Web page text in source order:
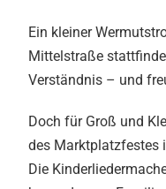
Ein kleiner
Mittelstraße
Verständnis – und
Doch für Groß und
des Marktplatzfestes
Die